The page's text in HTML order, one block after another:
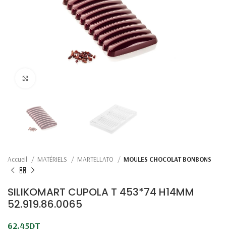
Accueil MATÉRIELS MARTELLATO MOULES CHOCOLAT BONBONS
SILIKOMART CUPOLA T 453*74 H14MM
52.919.86.0065
62.45DT